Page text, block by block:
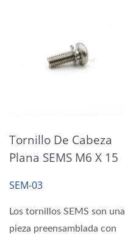
Tornillo De Cabeza
Plana SEMS M6 X 15
Dentada Externa
SEM-03
Los tornillos SEMS son una
pieza preensamblada con